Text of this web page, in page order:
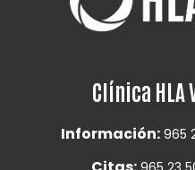
Clínica HLA
Información: 965